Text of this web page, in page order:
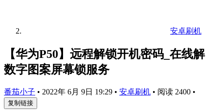
安卓刷机
【华为P50】远程解锁开机密码_在线解
数字图案屏幕锁服务
番茄小子 • 2022年 6月 9日 19:29 • 安卓刷机 • 阅读 2400 •
复制链接